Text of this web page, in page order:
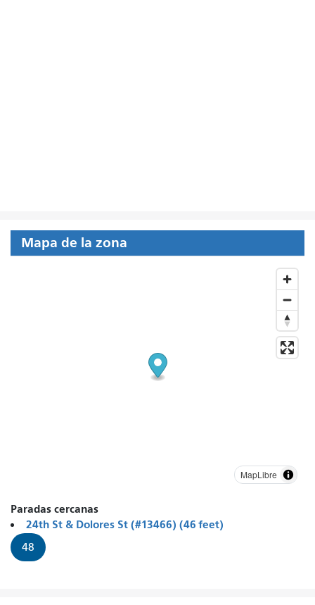
Mapa de la zona
MapLibre
Paradas cercanas
24th St & Dolores St (#13466) (46 feet)
48